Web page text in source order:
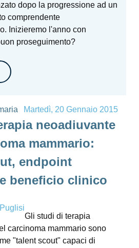
dopo la progressione ad un
comprendente
Inizieremo l'anno con
proseguimento?
Martedì, 20 Gennaio 2015
neoadiuvante
mammario:
endpoint
beneficio clinico
Gli studi di terapia
carcinoma mammario sono
"talent scout" capaci di